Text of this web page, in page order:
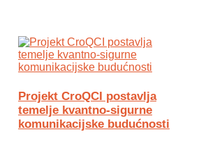
Projekt CroQCI postavlja
temelje kvantno-sigurne
komunikacijske budućnosti